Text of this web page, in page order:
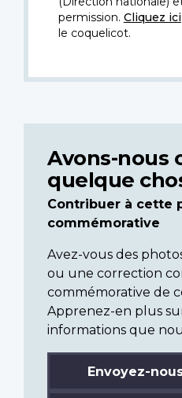
permission. Cliquez ici
le coquelicot.
Avons-nous
quelque
Contribuer à cette
commémorative
Avez-vous des
ou une correction
commémorative de
Apprenez-en plus
informations que
Envoyez-